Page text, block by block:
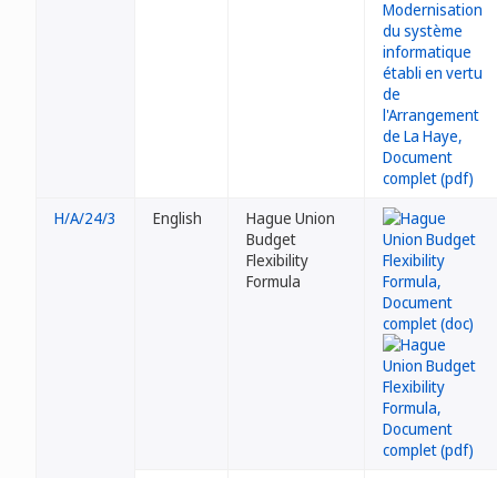
H/A/24/3 English
Hague Union
Budget
Flexibility
Formula